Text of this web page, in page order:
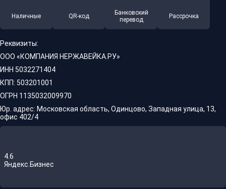
Наличные QR-код
Банковский
перевод
Рассрочка
Реквизиты:
ООО «КОМПАНИЯ НЕРЖАВЕЙКА.РУ»
ИНН 5032271404
КПП: 503201001
ОГРН 1135032009970
Юр. адрес: Московская область, Одинцово, Западная улица, 13,
офис 402/4
4.6
Яндекс.Бизнес